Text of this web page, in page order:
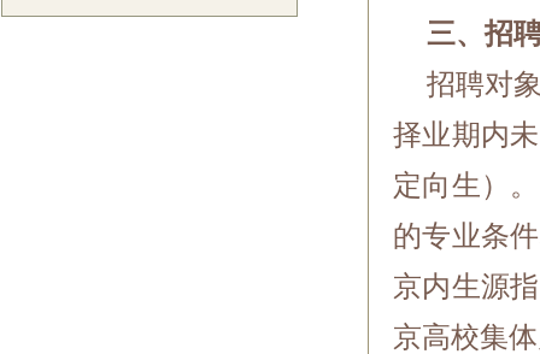
三、招
招聘对象
择业期内
定向生）
的专业条
京内生源
京高校集